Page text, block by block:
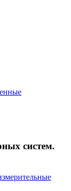
систем.